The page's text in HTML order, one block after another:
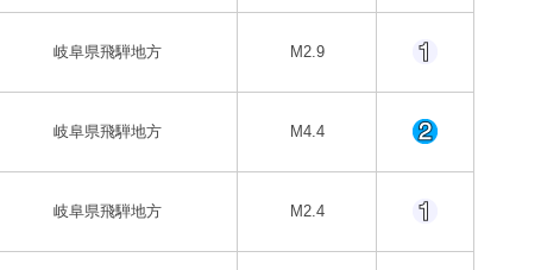
岐阜県飛騨地方 M2.9
岐阜県飛騨地方 M4.4
岐阜県飛騨地方 M2.4